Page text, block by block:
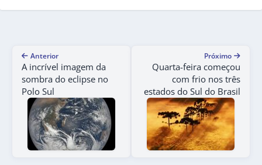
Anterior
A incrível imagem da
sombra do eclipse no
Polo Sul
Próximo
Quarta-feira começou
com frio nos três
estados do Sul do Brasil